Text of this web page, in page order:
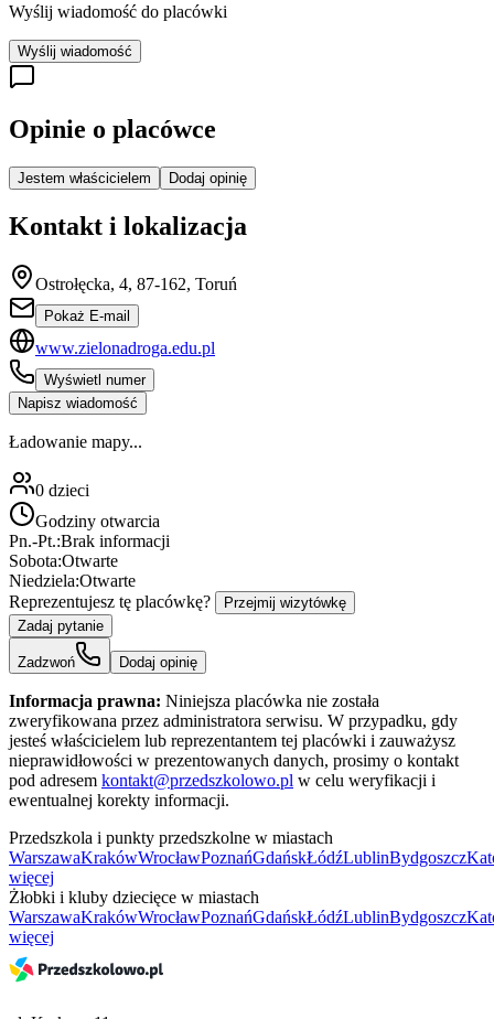
Wyślij wiadomość do placówki
Wyślij wiadomość
Opinie o placówce
Jestem właścicielem Dodaj opinię
Kontakt i lokalizacja
Ostrołęcka, 4, 87-162, Toruń
Pokaż E-mail
www.zielonadroga.edu.pl
Wyświetl numer
Napisz wiadomość
Ładowanie mapy...
0 dzieci
Godziny otwarcia
Pn.-Pt.:Brak informacji
Sobota:Otwarte
Niedziela:Otwarte
Reprezentujesz tę placówkę?
Przejmij wizytówkę
Zadaj pytanie
Zadzwoń Dodaj opinię
Informacja prawna: Niniejsza placówka nie została
zweryfikowana przez administratora serwisu. W przypadku, gdy
jesteś właścicielem lub reprezentantem tej placówki i zauważysz
nieprawidłowości w prezentowanych danych, prosimy o kontakt
pod adresem kontakt@przedszkolowo.pl w celu weryfikacji i
ewentualnej korekty informacji.
Przedszkola i punkty przedszkolne w miastach
WarszawaKrakówWrocławPoznańGdańskŁódźLublinBydgoszcz
więcej
Żłobki i kluby dziecięce w miastach
WarszawaKrakówWrocławPoznańGdańskŁódźLublinBydgoszcz
więcej